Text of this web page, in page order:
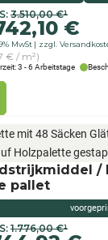
3.510,00€¹
€
€.
MwSt zzgl.
€ / m²)
3 - 6 Arbeitstage
/
pallet
1.776,00€¹